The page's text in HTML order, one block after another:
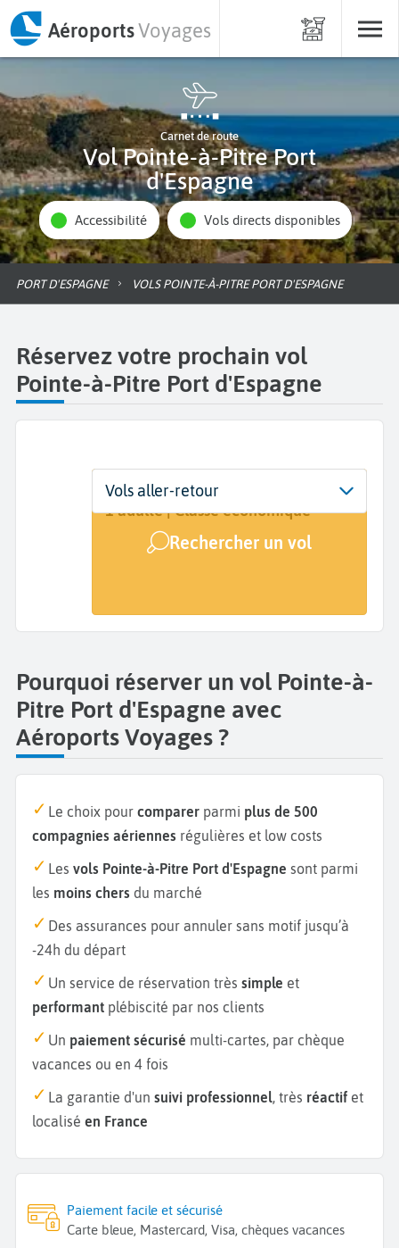
AéroportsVoyages
Carnet de route
Vol Pointe-à-Pitre Port
d'Espagne
Accessibilité Vols directs disponibles
PORT D'ESPAGNE VOLS POINTE-À-PITRE PORT D'ESPAGNE
Réservez votre prochain vol
Pointe-à-Pitre Port d'Espagne
Départ
Pointe-à-Pitre (PTP)
Dates
Dates de votre voyage
Voyageurs | Classe
1 adulte | Classe économique
Rechercher un vol
Vols aller-retour
Pourquoi réserver un vol Pointe-à-
Pitre Port d'Espagne avec
Aéroports Voyages ?
Le choix pour comparer parmi plus de 500
compagnies aériennes régulières et low costs
Les vols Pointe-à-Pitre Port d'Espagne sont parmi
les moins chers du marché
Des assurances pour annuler sans motif jusqu’à
-24h du départ
Un service de réservation très simple et
performant plébiscité par nos clients
Un paiement sécurisé multi-cartes, par chèque
vacances ou en 4 fois
La garantie d'un suivi professionnel, très réactif et
localisé en France
Paiement facile et sécurisé
Carte bleue, Mastercard, Visa, chèques vacances